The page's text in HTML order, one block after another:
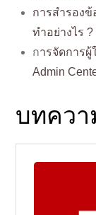
การสำรอง
ทำอย่างไร ?
การจัดการผู้
Admin
บทควา